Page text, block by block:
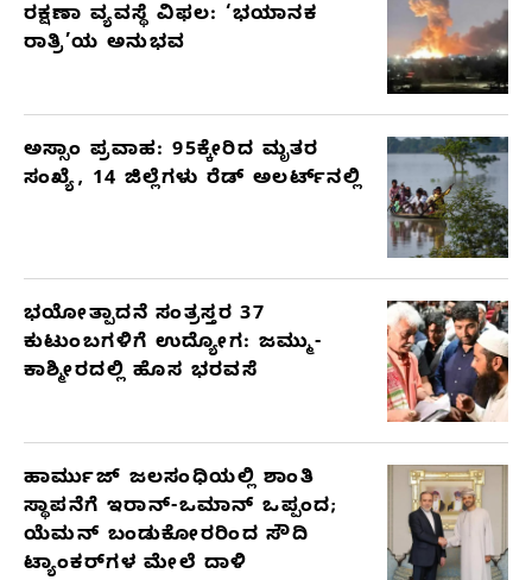
ರಕ್ಷಣಾ ವ್ಯವಸ್ಥೆ ವಿಫಲ: ‘ಭಯಾನಕ
ರಾತ್ರಿ’ಯ ಅನುಭವ
ಅಸ್ಸಾಂ ಪ್ರವಾಹ: 95ಕ್ಕೇರಿದ ಮೃತರ
ಸಂಖ್ಯೆ, 14 ಜಿಲ್ಲೆಗಳು ರೆಡ್ ಅಲರ್ಟ್‌ನಲ್ಲಿ
ಭಯೋತ್ಪಾದನೆ ಸಂತ್ರಸ್ತರ 37
ಕುಟುಂಬಗಳಿಗೆ ಉದ್ಯೋಗ: ಜಮ್ಮು-
ಕಾಶ್ಮೀರದಲ್ಲಿ ಹೊಸ ಭರವಸೆ
ಹಾರ್ಮುಜ್ ಜಲಸಂಧಿಯಲ್ಲಿ ಶಾಂತಿ
ಸ್ಥಾಪನೆಗೆ ಇರಾನ್-ಒಮಾನ್ ಒಪ್ಪಂದ;
ಯೆಮನ್ ಬಂಡುಕೋರರಿಂದ ಸೌದಿ
ಟ್ಯಾಂಕರ್‌ಗಳ ಮೇಲೆ ದಾಳಿ